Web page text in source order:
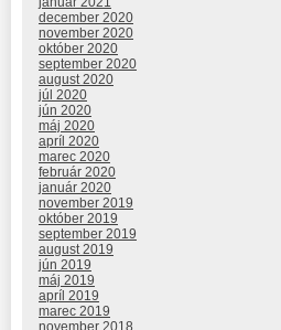
december 2020
november 2020
október 2020
september 2020
august 2020
júl 2020
jún 2020
máj 2020
apríl 2020
marec 2020
február 2020
január 2020
november 2019
október 2019
september 2019
august 2019
jún 2019
máj 2019
apríl 2019
marec 2019
november 2018